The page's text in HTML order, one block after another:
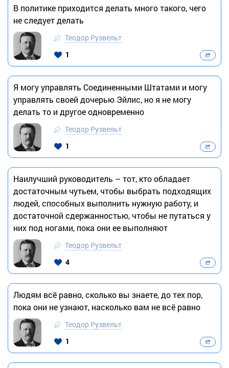
В политике приходится делать много такого, чего
не следует делать
Теодор Рузвельт
1
Я могу управлять Соединенными Штатами и могу
управлять своей дочерью Эйлис, но я не могу
делать то и другое одновременно
Теодор Рузвельт
1
Наилучший руководитель – тот, кто обладает
достаточным чутьем, чтобы выбрать подходящих
людей, способных выполнить нужную работу, и
достаточной сдержанностью, чтобы не путаться у
них под ногами, пока они ее выполняют
Теодор Рузвельт
4
Людям всё равно, сколько вы знаете, до тех пор,
пока они не узнают, насколько вам не всё равно
Теодор Рузвельт
1